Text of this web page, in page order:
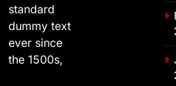
standard
dummy text
ever since
the 1500s,